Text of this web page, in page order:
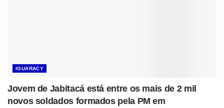
IGUARACY
Jovem de Jabitacá está entre os mais de 2 mil
novos soldados formados pela PM em